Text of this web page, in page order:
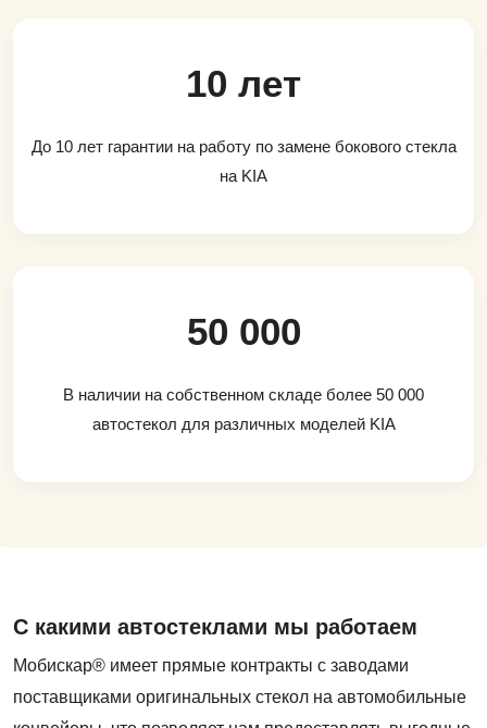
10 лет
До 10 лет гарантии на работу по замене бокового стекла
на KIA
50 000
В наличии на собственном складе более 50 000
автостекол для различных моделей KIA
С какими автостеклами мы работаем
Мобискар® имеет прямые контракты с заводами
поставщиками оригинальных стекол на автомобильные